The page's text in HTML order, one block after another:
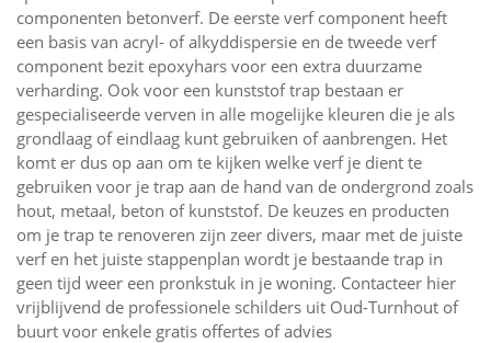
componenten betonverf. De eerste verf component heeft
een basis van acryl- of alkyddispersie en de tweede verf
component bezit epoxyhars voor een extra duurzame
verharding. Ook voor een kunststof trap bestaan er
gespecialiseerde verven in alle mogelijke kleuren die je als
grondlaag of eindlaag kunt gebruiken of aanbrengen. Het
komt er dus op aan om te kijken welke verf je dient te
gebruiken voor je trap aan de hand van de ondergrond zoals
hout, metaal, beton of kunststof. De keuzes en producten
om je trap te renoveren zijn zeer divers, maar met de juiste
verf en het juiste stappenplan wordt je bestaande trap in
geen tijd weer een pronkstuk in je woning. Contacteer hier
vrijblijvend de professionele schilders uit Oud-Turnhout of
buurt voor enkele gratis offertes of advies